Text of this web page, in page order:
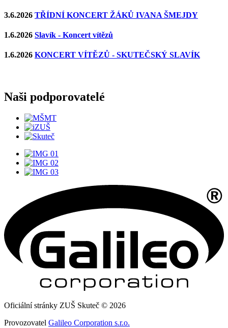
3.6.2026 TŘÍDNÍ KONCERT ŽÁKŮ IVANA ŠMEJDY
1.6.2026 Slavík - Koncert vítězů
1.6.2026 KONCERT VÍTĚZŮ - SKUTEČSKÝ SLAVÍK
Naši podporovatelé
Oficiální stránky ZUŠ Skuteč © 2026
Provozovatel Galileo Corporation s.r.o.